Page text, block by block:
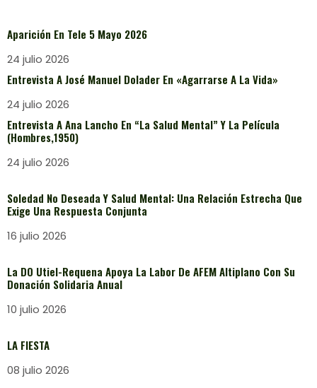
Aparición En Tele 5 Mayo 2026
24 julio 2026
Entrevista A José Manuel Dolader En «Agarrarse A La Vida»
24 julio 2026
Entrevista A Ana Lancho En “La Salud Mental” Y La Película
(Hombres,1950)
24 julio 2026
Soledad No Deseada Y Salud Mental: Una Relación Estrecha Que
Exige Una Respuesta Conjunta
16 julio 2026
La DO Utiel-Requena Apoya La Labor De AFEM Altiplano Con Su
Donación Solidaria Anual
10 julio 2026
LA FIESTA
08 julio 2026